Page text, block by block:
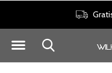
30